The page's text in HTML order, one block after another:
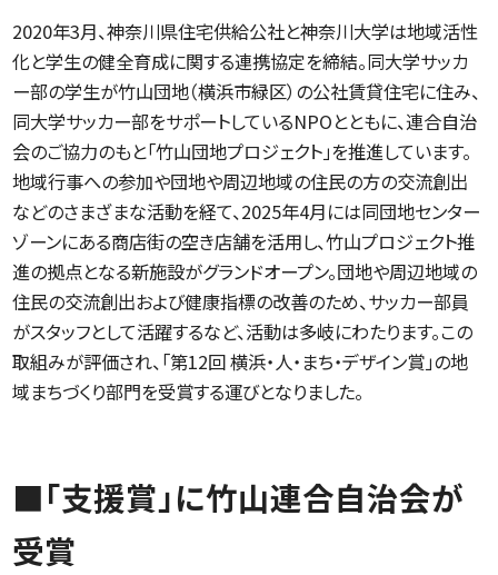
2020年3月、神奈川県住宅供給公社と神奈川大学は地域活性
化と学生の健全育成に関する連携協定を締結。同大学サッカ
ー部の学生が竹山団地（横浜市緑区）の公社賃貸住宅に住み、
同大学サッカー部をサポートしているNPOとともに、連合自治
会のご協力のもと「竹山団地プロジェクト」を推進しています。
地域行事への参加や団地や周辺地域の住民の方の交流創出
などのさまざまな活動を経て、2025年4月には同団地センター
ゾーンにある商店街の空き店舗を活用し、竹山プロジェクト推
進の拠点となる新施設がグランドオープン。団地や周辺地域の
住民の交流創出および健康指標の改善のため、サッカー部員
がスタッフとして活躍するなど、活動は多岐にわたります。この
取組みが評価され、「第12回 横浜・人・まち・デザイン賞」の地
域まちづくり部門を受賞する運びとなりました。
■「支援賞」に竹山連合自治会が
受賞